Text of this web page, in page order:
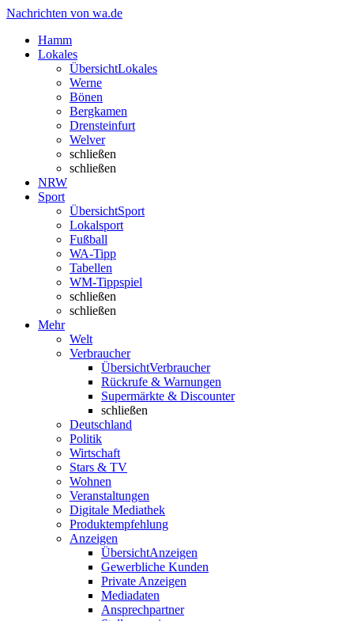
Nachrichten von wa.de
Hamm
Lokales
ÜbersichtLokales
Werne
Bönen
Bergkamen
Drensteinfurt
Welver
schließen
schließen
NRW
Sport
ÜbersichtSport
Lokalsport
Fußball
WA-Tipp
Tabellen
WM-Tippspiel
schließen
schließen
Mehr
Welt
Verbraucher
ÜbersichtVerbraucher
Rückrufe & Warnungen
Supermärkte & Discounter
schließen
Deutschland
Politik
Wirtschaft
Stars & TV
Wohnen
Veranstaltungen
Digitale Mediathek
Produktempfehlung
Anzeigen
ÜbersichtAnzeigen
Gewerbliche Kunden
Private Anzeigen
Mediadaten
Ansprechpartner